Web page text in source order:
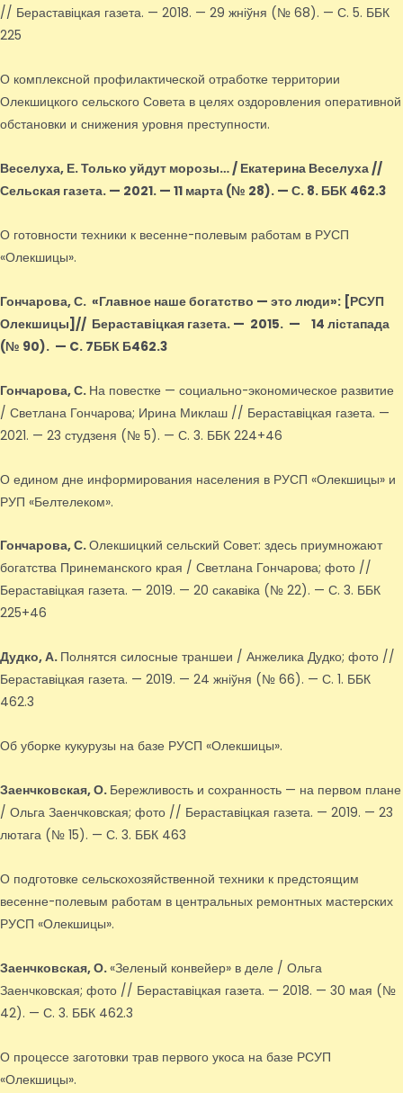
// Бераставіцкая газета. — 2018. — 29 жніўня (№ 68). — С. 5. ББК
225
О комплексной профилактической отработке территории
Олекшицкого сельского Совета в целях оздоровления оперативной
обстановки и снижения уровня преступности.
Веселуха, Е.Только уйдут морозы… / Екатерина Веселуха //
Сельская газета. — 2021. — 11 марта (№ 28). — С. 8. ББК 462.3
О готовности техники к весенне-полевым работам в РУСП
«Олекшицы».
Гончарова, С. «Главное наше богатство — это люди»: [РСУП
Олекшицы] // Бераставіцкая газета. — 2015. — 14 лістапада
(№ 90). — C. 7ББК Б462.3
Гончарова, С. На повестке — социально-экономическое развитие
/ Светлана Гончарова; Ирина Миклаш // Бераставіцкая газета. —
2021. — 23 студзеня (№ 5). — С. 3. ББК 224+46
О едином дне информирования населения в РУСП «Олекшицы» и
РУП «Белтелеком».
Гончарова, С.Олекшицкий сельский Совет: здесь приумножают
богатства Принеманского края / Светлана Гончарова; фото //
Бераставіцкая газета. — 2019. — 20 сакавіка (№ 22). — С. 3. ББК
225+46
Дудко, А. Полнятся силосные траншеи / Анжелика Дудко; фото //
Бераставіцкая газета. — 2019. — 24 жніўня (№ 66). — С. 1. ББК
462.3
Об уборке кукурузы на базе РУСП «Олекшицы».
Заенчковская, О. Бережливость и сохранность — на первом плане
/ Ольга Заенчковская; фото // Бераставіцкая газета. — 2019. — 23
лютага (№ 15). — С. 3. ББК 463
О подготовке сельскохозяйственной техники к предстоящим
весенне-полевым работам в центральных ремонтных мастерских
РУСП «Олекшицы».
Заенчковская, О.«Зеленый конвейер» в деле / Ольга
Заенчковская; фото // Бераставіцкая газета. — 2018. — 30 мая (№
42). — С. 3. ББК 462.3
О процессе заготовки трав первого укоса на базе РСУП
«Олекшицы».